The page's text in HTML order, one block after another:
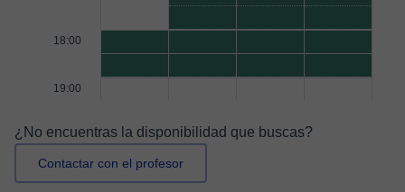
18:00
19:00
¿No encuentras la disponibilidad que buscas?
Contactar con el profesor